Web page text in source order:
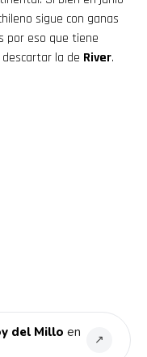
sigue con ganas
por eso que tiene
la de River.
del Millo en
↗